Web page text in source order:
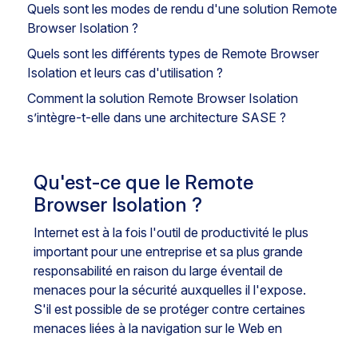
Quels sont les modes de rendu d'une solution Remote
Browser Isolation ?
Quels sont les différents types de Remote Browser
Isolation et leurs cas d'utilisation ?
Comment la solution Remote Browser Isolation
s’intègre-t-elle dans une architecture SASE ?
Qu'est-ce que le Remote
Browser Isolation ?
Internet est à la fois l'outil de productivité le plus
important pour une entreprise et sa plus grande
responsabilité en raison du large éventail de
menaces pour la sécurité auxquelles il l'expose.
S'il est possible de se protéger contre certaines
menaces liées à la navigation sur le Web en